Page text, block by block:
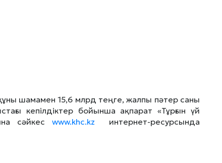
шамамен 15,6 млрд теңге, жалпы пәтер саны
кепілдіктер бойынша ақпарат «Тұрғын үй
сәйкес www.khc.kz интернет-ресурсында